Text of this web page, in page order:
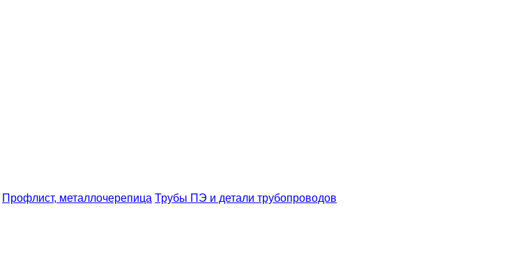
Профлист, металлочерепица Трубы ПЭ и детали трубопроводов